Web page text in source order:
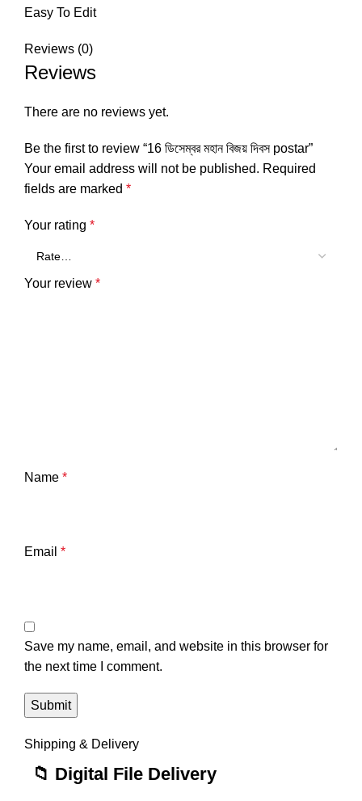
Easy To Edit
Reviews (0)
Reviews
There are no reviews yet.
Be the first to review “16 ডিসেম্বর মহান বিজয় দিবস postar”
Your email address will not be published. Required
fields are marked *
Your rating *
Your review *
Name *
Email *
Save my name, email, and website in this browser for
the next time I comment.
Shipping & Delivery
📁 Digital File Delivery